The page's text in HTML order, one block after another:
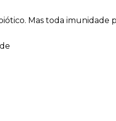
Mas toda imunidade